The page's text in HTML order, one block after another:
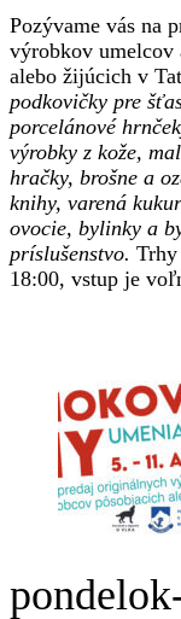
Pozývame vás na
výrobkov umelcov
alebo žijúcich v
podkovičky pre
porcelánové
výrobky z kože,
hračky, brošne a
knihy, varená
ovocie, bylinky a
príslušenstvo. Trhy
18:00, vstup je